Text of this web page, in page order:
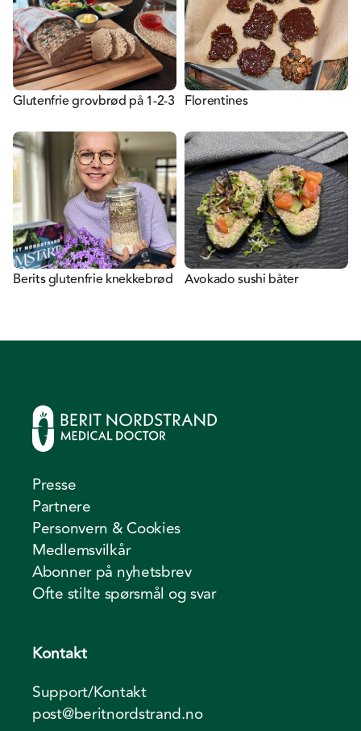
Glutenfrie grovbrød på 1-2-3 Florentines
Berits glutenfrie knekkebrød Avokado sushi båter
Presse
Partnere
Personvern & Cookies
Medlemsvilkår
Abonner på nyhetsbrev
Ofte stilte spørsmål og svar
Kontakt
Support/Kontakt
post@beritnordstrand.no